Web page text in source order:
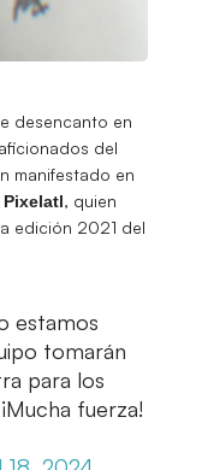
desencanto en
del
manifestado en
Pixelatl, quien
edición 2021 del
estamos
tomarán
para los
fuerza!